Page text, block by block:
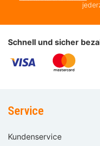
Schnell und sicher
Service
Kundenservice